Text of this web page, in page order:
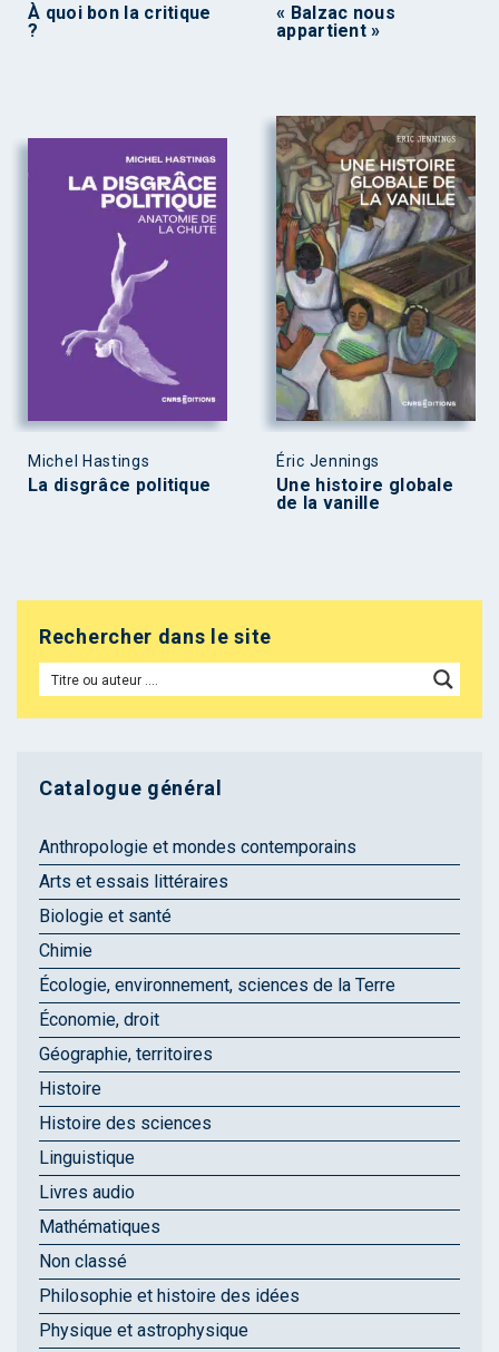
À quoi bon la critique
?
« Balzac nous
appartient »
Michel Hastings
La disgrâce politique
Éric Jennings
Une histoire globale
de la vanille
Rechercher dans le site
Catalogue général
Anthropologie et mondes contemporains
Arts et essais littéraires
Biologie et santé
Chimie
Écologie, environnement, sciences de la Terre
Économie, droit
Géographie, territoires
Histoire
Histoire des sciences
Linguistique
Livres audio
Mathématiques
Non classé
Philosophie et histoire des idées
Physique et astrophysique